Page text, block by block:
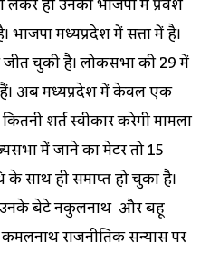
मध्यप्रदेश में सत्ता में है।
चुकी है। लोकसभा की 29 में
अब मध्यप्रदेश में केवल एक
शर्त स्वीकार करेगी मामला
में जाने का मेटर तो 15
साथ ही समाप्त हो चुका है।
बेटे नकुलनाथ और बहू
राजनीतिक सन्यास पर